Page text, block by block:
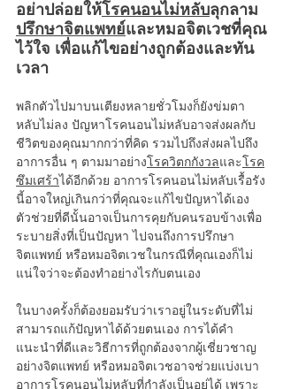
อย่าปล่อยให้โรคนอนไม่หลับลุกลาม
ปรึกษาจิตแพทย์และหมอจิตเวชที่คุณ
ไว้ใจ เพื่อแก้ไขอย่างถูกต้องและทัน
เวลา
พลิกตัวไปมาบนเตียงหลายชั่วโมงก็ยังข่มตา
หลับไม่ลง ปัญหาโรคนอนไม่หลับอาจส่งผลกับ
ชีวิตของคุณมากกว่าที่คิด รวมไปถึงส่งผลไปถึง
อาการอื่น ๆ ตามมาอย่างโรควิตกกังวลและโรค
ซึมเศร้าได้อีกด้วย อาการโรคนอนไม่หลับเรื้อรัง
นี้อาจใหญ่เกินกว่าที่คุณจะแก้ไขปัญหาได้เอง
ตัวช่วยที่ดีนั้นอาจเป็นการคุยกับคนรอบข้างเพื่อ
ระบายสิ่งที่เป็นปัญหา ไปจนถึงการปรึกษา
จิตแพทย์ หรือหมอจิตเวชในกรณีที่คุณเองก็ไม่
แน่ใจว่าจะต้องทำอย่างไรกับตนเอง
ในบางครั้งก็ต้องยอมรับว่าเราอยู่ในระดับที่ไม่
สามารถแก้ปัญหาได้ด้วยตนเอง การได้คำ
แนะนำที่ดีและวิธีการที่ถูกต้องจากผู้เชี่ยวชาญ
อย่างจิตแพทย์ หรือหมอจิตเวชอาจช่วยแบ่งเบา
อาการโรคนอนไม่หลับที่กำลังเป็นอยู่ได้ เพราะ